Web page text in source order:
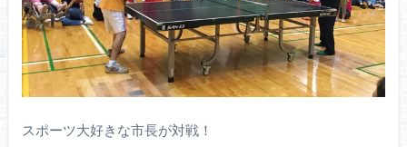
スポーツ大好きな市長が対戦！